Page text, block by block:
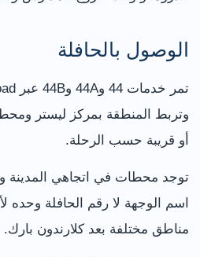
الوصول بالحافلة
وتربط المنطقة بمركز ليستر
أو قريبة حسب الرحلة.
توجد محطات في اتجاهي المدينة
اسم الوجهة لا رقم الحافلة وحده
مناطق مختلفة بعد كلارندون بارك.